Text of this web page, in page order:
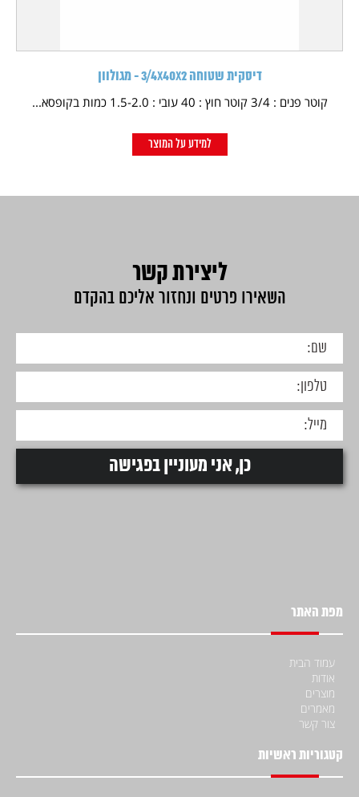
דיסקית שטוחה 3/4X40X2 - מגולוון
קוטר פנים : 3/4 קוטר חוץ : 40 עובי : 1.5-2.0 כמות בקופסא...
למידע על המוצר
ליצירת קשר
השאירו פרטים ונחזור אליכם בהקדם
מפת האתר
עמוד הבית
אודות
מוצרים
מאמרים
צור קשר
קטגוריות ראשיות